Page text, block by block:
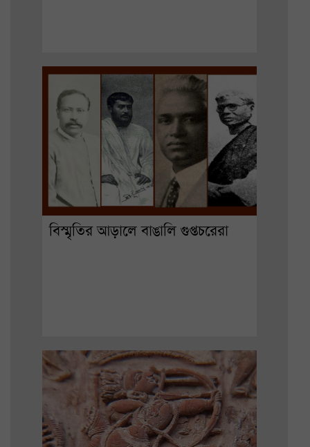
বিস্মৃতির আড়ালে বাঙালি গুপ্তচরেরা